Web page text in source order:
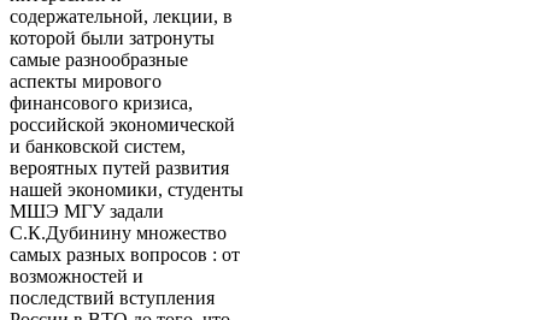
содержательной, лекции, в
которой были затронуты
самые разнообразные
аспекты мирового
финансового кризиса,
российской экономической
и банковской систем,
вероятных путей развития
нашей экономики, студенты
МШЭ МГУ задали
С.К.Дубинину множество
самых разных вопросов : от
возможностей и
последствий вступления